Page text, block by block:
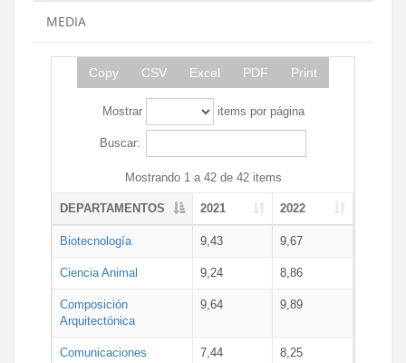
MEDIA
Copy CSV Excel PDF Print
Mostrar items por página
Buscar:
Mostrando 1 a 42 de 42 items
DEPARTAMENTOS 2021 2022
Biotecnología 9,43 9,67
Ciencia Animal 9,24 8,86
Composición
Arquitectónica
9,64 9,89
Comunicaciones 7,44 8,25